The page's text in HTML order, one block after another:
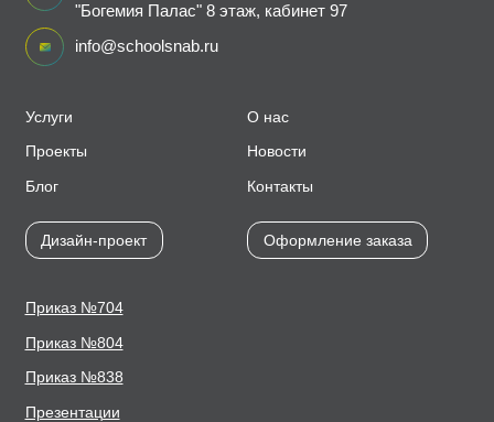
Услуги
Проекты
Блог
Дизайн-проект
О нас
Новости
Контакты
Оформление заказа
Приказ №704
Приказ №804
Приказ №838
Презентации
"Богемия Палас" 8 этаж, кабинет 97
info@schoolsnab.ru